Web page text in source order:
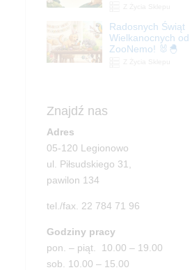
Radosnych Świąt
Wielkanocnych od
ZooNemo! 🐰🐣
Znajdź nas
Adres
05-120 Legionowo
ul. Piłsudskiego 31,
pawilon 134
tel./fax. 22 784 71 96
Godziny pracy
pon. – piąt. 10.00 – 19.00
sob. 10.00 – 15.00